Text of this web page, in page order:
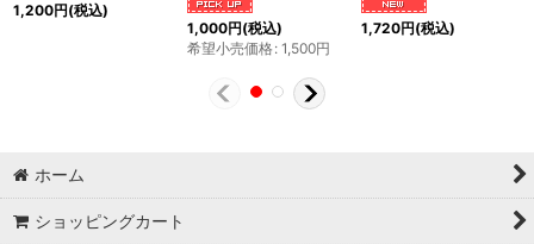
1,200円(税込)
1,000円(税込)
希望小売価格: 1,500円
1,720円(税込)
ホーム
ショッピングカート